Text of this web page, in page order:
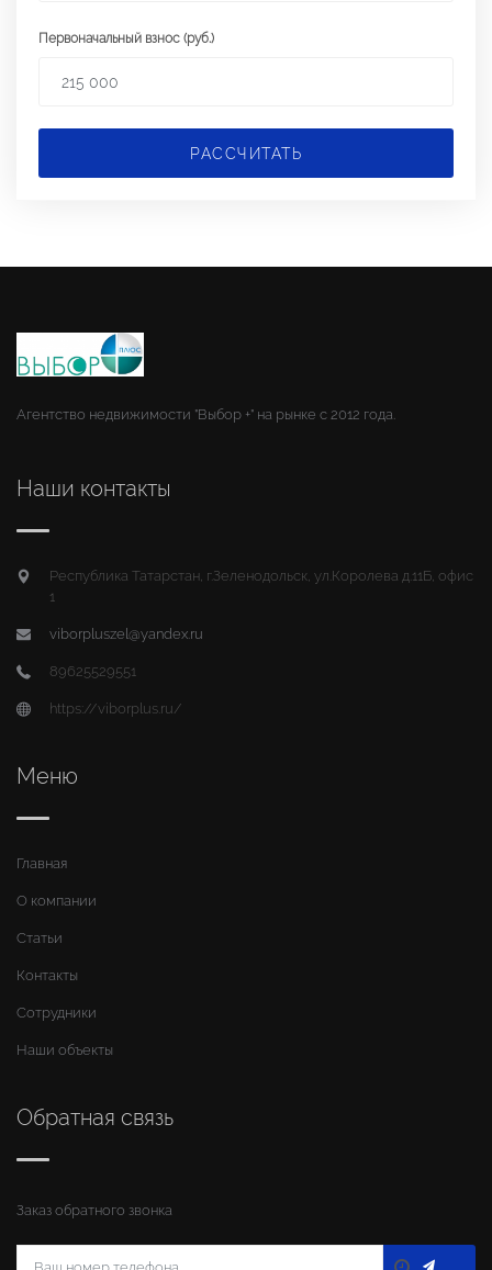
Первоначальный взнос (руб.)
РАССЧИТАТЬ
Агентство недвижимости "Выбор +" на рынке с 2012 года.
Наши контакты
Республика Татарстан, г.Зеленодольск, ул.Королева д.11Б, офис
1
viborpluszel@yandex.ru
89625529551
https://viborplus.ru/
Меню
Главная
О компании
Статьи
Контакты
Сотрудники
Наши объекты
Обратная связь
Заказ обратного звонка